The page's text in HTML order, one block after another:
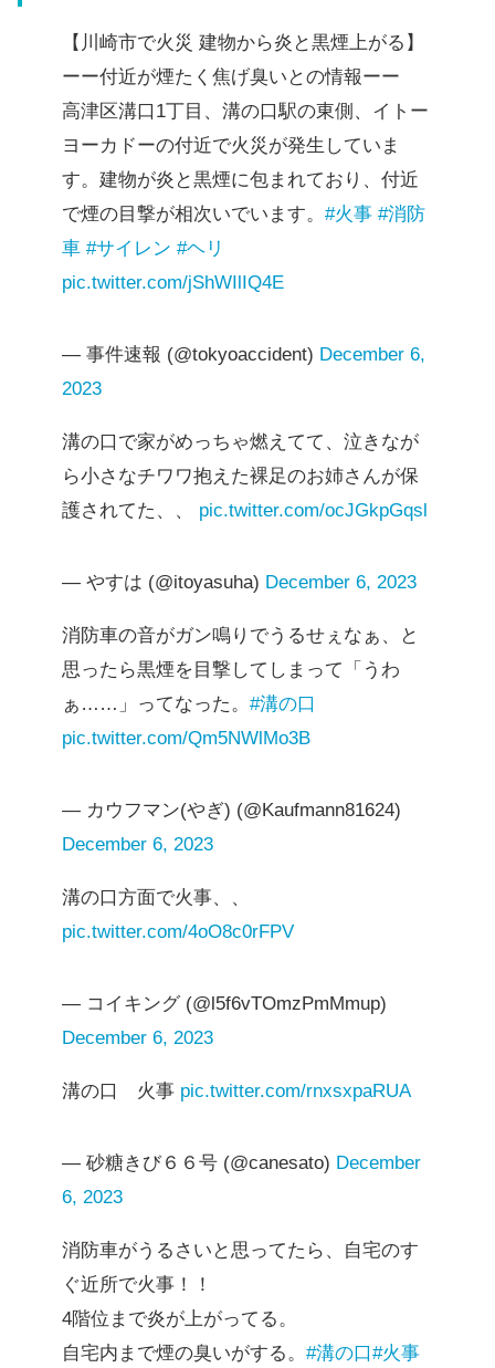
【川崎市で火災 建物から炎と黒煙上がる】
ーー付近が煙たく焦げ臭いとの情報ーー
高津区溝口1丁目、溝の口駅の東側、イトー
ヨーカドーの付近で火災が発生していま
す。建物が炎と黒煙に包まれており、付近
で煙の目撃が相次いでいます。 #火事 #消防
車 #サイレン #ヘリ
pic.twitter.com/jShWIlIQ4E
— 事件速報 (@tokyoaccident) December 6,
2023
溝の口で家がめっちゃ燃えてて、泣きなが
ら小さなチワワ抱えた裸足のお姉さんが保
護されてた、、 pic.twitter.com/ocJGkpGqsl
— やすは (@itoyasuha) December 6, 2023
消防車の音がガン鳴りでうるせぇなぁ、と
思ったら黒煙を目撃してしまって「うわ
ぁ……」ってなった。 #溝の口
pic.twitter.com/Qm5NWlMo3B
— カウフマン(やぎ) (@Kaufmann81624)
December 6, 2023
溝の口方面で火事、、
pic.twitter.com/4oO8c0rFPV
— コイキング (@l5f6vTOmzPmMmup)
December 6, 2023
溝の口 火事 pic.twitter.com/rnxsxpaRUA
— 砂糖きび６６号 (@canesato) December
6, 2023
消防車がうるさいと思ってたら、自宅のす
ぐ近所で火事！！
4階位まで炎が上がってる。
自宅内まで煙の臭いがする。 #溝の口#火事